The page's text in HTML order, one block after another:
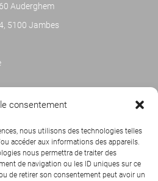
consentement
nous utilisons des technologies telles
accéder aux informations des appareils.
nous permettra de traiter des
de navigation ou les ID uniques sur ce
de retirer son consentement peut avoir un
Auderghem
5100 Jambes